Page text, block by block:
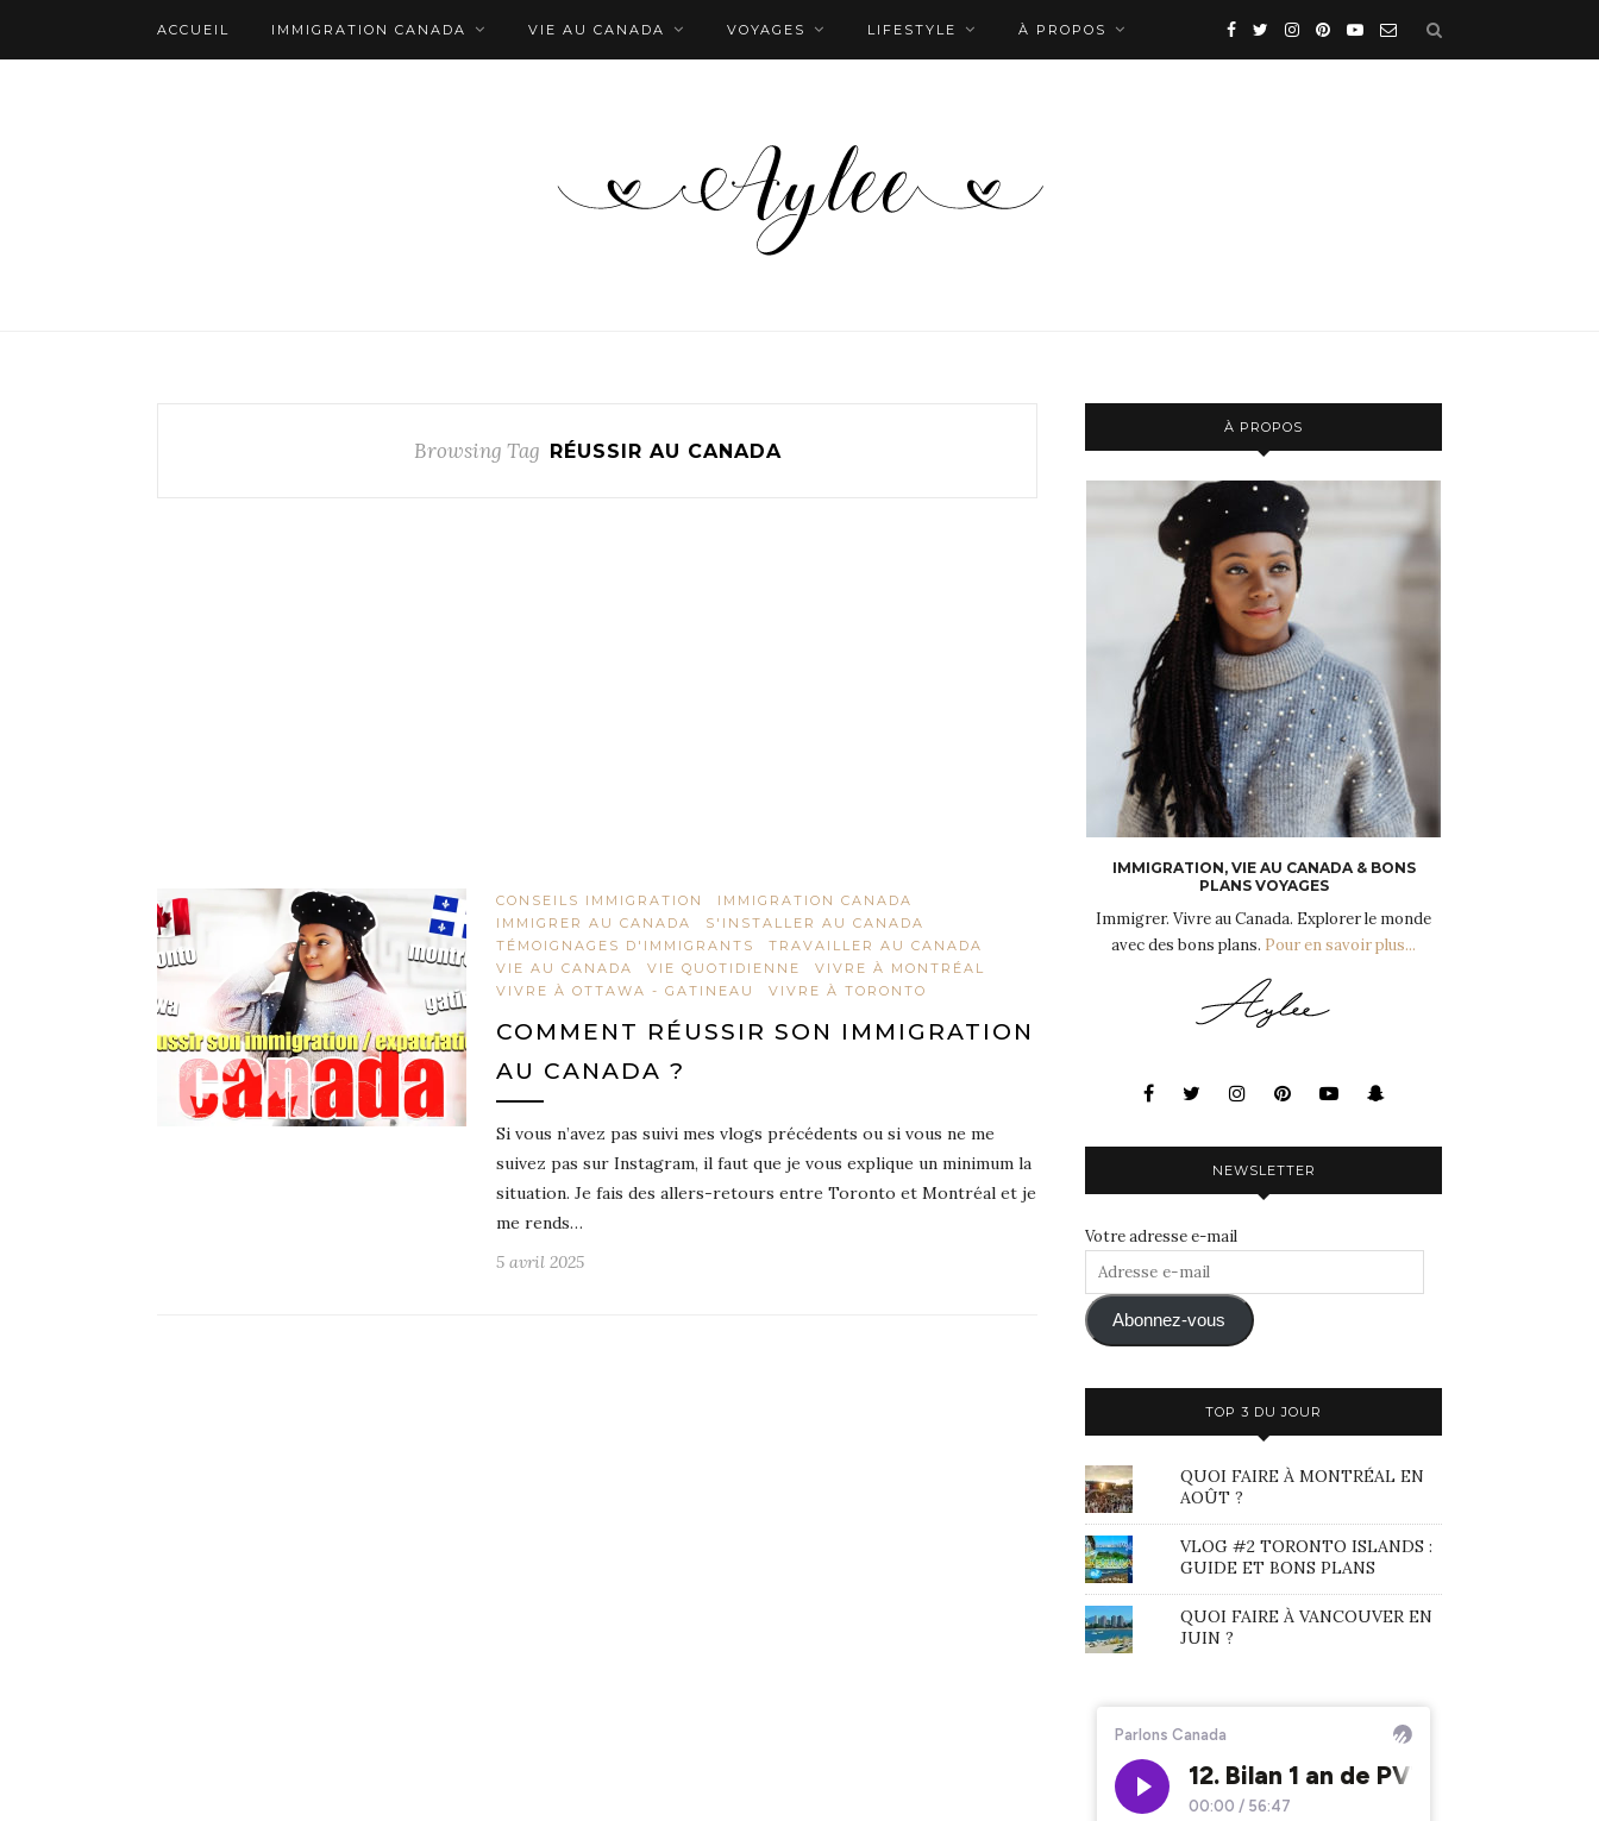
ACCUEIL IMMIGRATION CANADA VIE AU CANADA VOYAGES LIFESTYLE À PROPOS
Browsing Tag RÉUSSIR AU CANADA
CONSEILS IMMIGRATION
IMMIGRATION CANADA
IMMIGRER AU CANADA
S'INSTALLER AU CANADA
TÉMOIGNAGES D'IMMIGRANTS
TRAVAILLER AU CANADA
VIE AU CANADA
VIE QUOTIDIENNE
VIVRE À MONTRÉAL
VIVRE À OTTAWA - GATINEAU
VIVRE À TORONTO
COMMENT RÉUSSIR SON IMMIGRATION
AU CANADA ?
Si vous n’avez pas suivi mes vlogs précédents ou si vous ne me
suivez pas sur Instagram, il faut que je vous explique un minimum la
situation. Je fais des allers-retours entre Toronto et Montréal et je
me rends…
5 avril 2025
À PROPOS
IMMIGRATION, VIE AU CANADA & BONS
PLANS VOYAGES
Immigrer. Vivre au Canada. Explorer le monde
avec des bons plans. Pour en savoir plus...
NEWSLETTER
Votre adresse e-mail
Adresse
mail Abonnez-vous
TOP 3 DU JOUR
QUOI FAIRE À MONTRÉAL EN
AOÛT ?
VLOG #2 TORONTO ISLANDS :
GUIDE ET BONS PLANS
QUOI FAIRE À VANCOUVER EN
JUIN ?